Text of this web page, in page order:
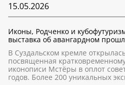
15.05.2026
Иконы, Родченко и
выставка об авангардном
В Суздальском кремле
посвященная
иконописи Мстёры в оплот
годов. Более 200 уникальных